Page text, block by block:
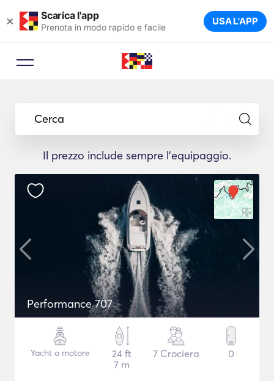
× Scarica l'app
Prenota in modo rapido e facile USA L'APP
Cerca
Il prezzo include sempre l'equipaggio.
Performance 707
Yacht a motore
24 ft
7 m
7 Crociera 0